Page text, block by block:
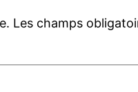
Les champs